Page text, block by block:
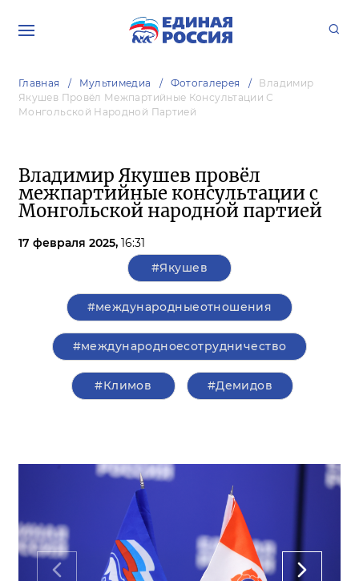
Главная Мультимедиа Фотогалерея
Владимир
Якушев Провёл Межпартийные Консультации С
Монгольской Народной Партией
Владимир Якушев провёл
межпартийные консультации с
Монгольской народной партией
17 февраля 2025, 16:31
#Якушев
#международныеотношения
#международноесотрудничество
#Климов #Демидов